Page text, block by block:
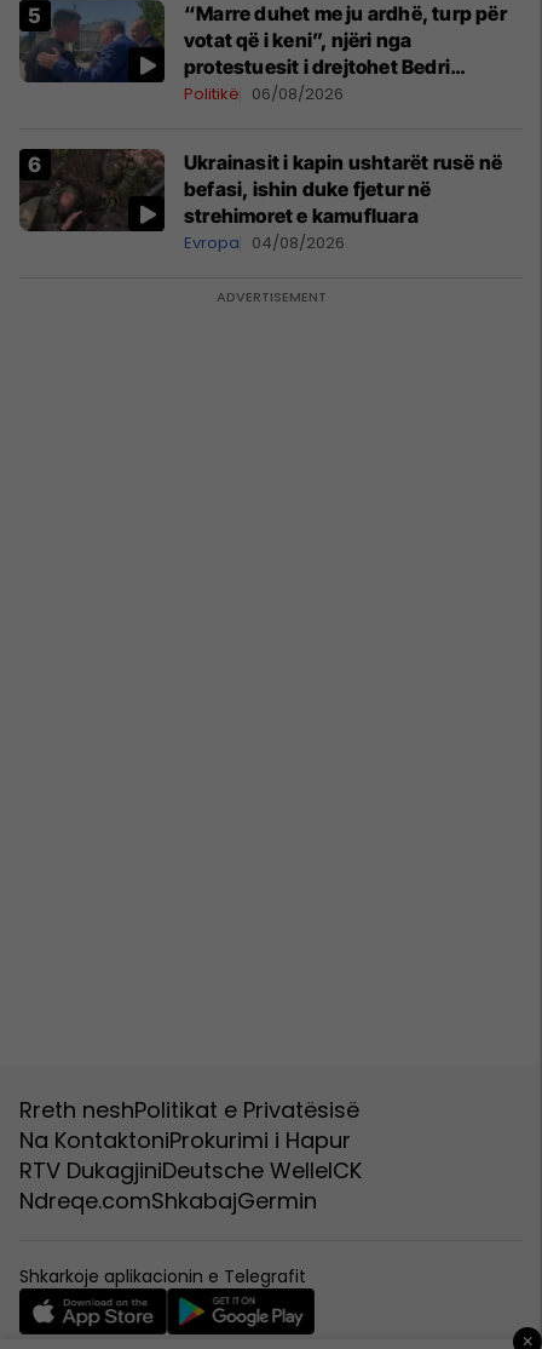
“Marre duhet me ju ardhë, turp për
votat që i keni”, njëri nga
protestuesit i drejtohet Bedri
Hamzës
Politikë 06/08/2026
Ukrainasit i kapin ushtarët rusë në
befasi, ishin duke fjetur në
strehimoret e kamufluara
Evropa 04/08/2026
Rreth neshPolitikat e Privatësisë
Na KontaktoniProkurimi i Hapur
RTV DukagjiniDeutsche WelleICK
Ndreqe.comShkabajGermin
Shkarkoje aplikacionin e Telegrafit
×